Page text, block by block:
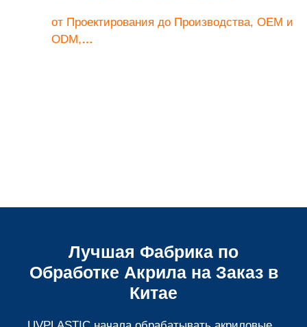
от Проектирования до Производства, OEM и
ODM,…
Лучшая Фабрика по
Обработке Акрила на Заказ в
Китае